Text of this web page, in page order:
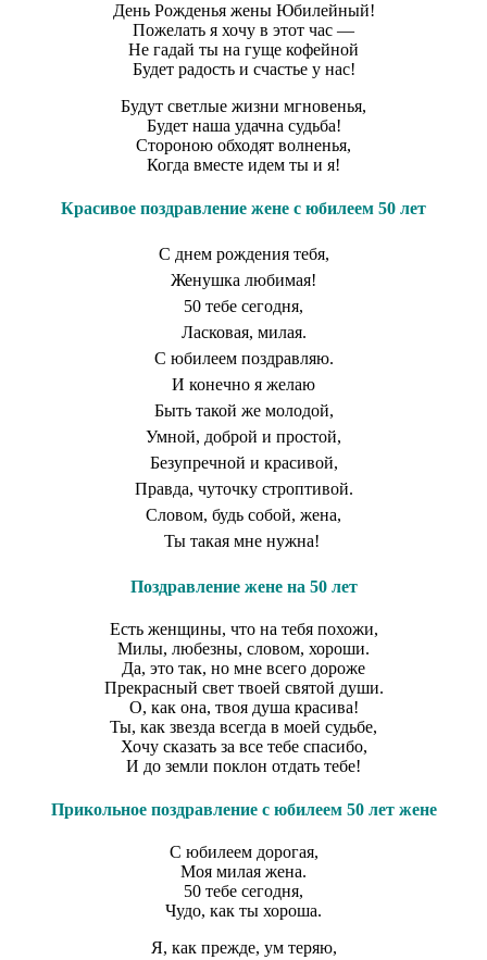
День Рожденья жены Юбилейный!
Пожелать я хочу в этот час —
Не гадай ты на гуще кофейной
Будет радость и счастье у нас!
Будут светлые жизни мгновенья,
Будет наша удачна судьба!
Стороною обходят волненья,
Когда вместе идем ты и я!
Красивое поздравление жене с юбилеем 50 лет
С днем рождения тебя,
Женушка любимая!
50 тебе сегодня,
Ласковая, милая.
С юбилеем поздравляю.
И конечно я желаю
Быть такой же молодой,
Умной, доброй и простой,
Безупречной и красивой,
Правда, чуточку строптивой.
Словом, будь собой, жена,
Ты такая мне нужна!
Поздравление жене на 50 лет
Есть женщины, что на тебя похожи,
Милы, любезны, словом, хороши.
Да, это так, но мне всего дороже
Прекрасный свет твоей святой души.
О, как она, твоя душа красива!
Ты, как звезда всегда в моей судьбе,
Хочу сказать за все тебе спасибо,
И до земли поклон отдать тебе!
Прикольное поздравление с юбилеем 50 лет жене
С юбилеем дорогая,
Моя милая жена.
50 тебе сегодня,
Чудо, как ты хороша.
Я, как прежде, ум теряю,